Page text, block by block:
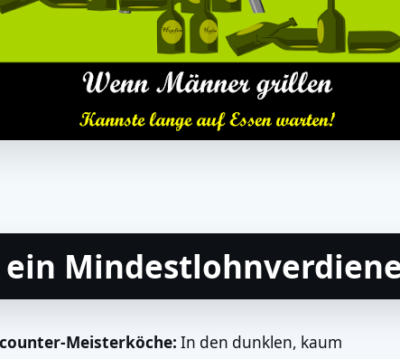
ein
Meisterköche:In den dunklen, kaum